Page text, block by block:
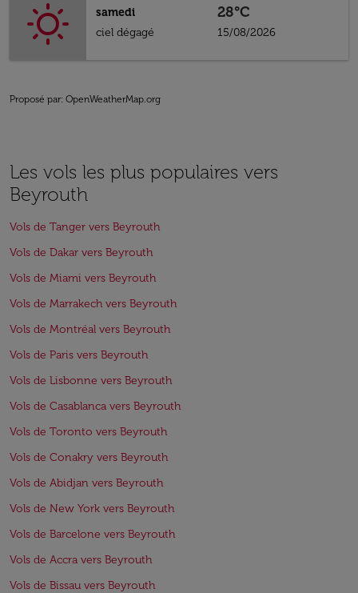
samedi
ciel dégagé
28°C
15/08/2026
Proposé par: OpenWeatherMap.org
Les vols les plus populaires vers
Beyrouth
Vols de Tanger vers Beyrouth
Vols de Dakar vers Beyrouth
Vols de Miami vers Beyrouth
Vols de Marrakech vers Beyrouth
Vols de Montréal vers Beyrouth
Vols de Paris vers Beyrouth
Vols de Lisbonne vers Beyrouth
Vols de Casablanca vers Beyrouth
Vols de Toronto vers Beyrouth
Vols de Conakry vers Beyrouth
Vols de Abidjan vers Beyrouth
Vols de New York vers Beyrouth
Vols de Barcelone vers Beyrouth
Vols de Accra vers Beyrouth
Vols de Bissau vers Beyrouth